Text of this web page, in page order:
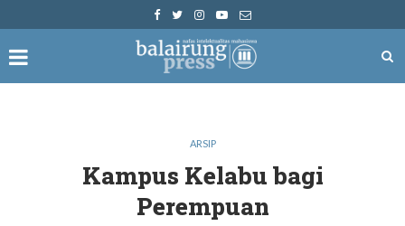
ARSIP
Kampus Kelabu bagi
Perempuan